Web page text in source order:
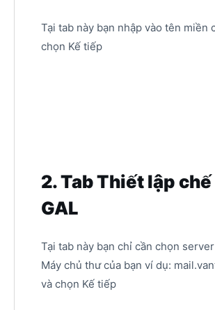
Tại tab này bạn nhập vào tên miền
chọn Kế tiếp
2. Tab Thiết lập chế
GAL
Tại tab này bạn chỉ cần chọn
Máy chủ thư của bạn ví dụ:
và chọn Kế tiếp